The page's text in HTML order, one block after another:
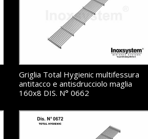
Griglia Total Hygienic multifessura
antitacco e antisdrucciolo maglia
160x8 DIS. N° 0662